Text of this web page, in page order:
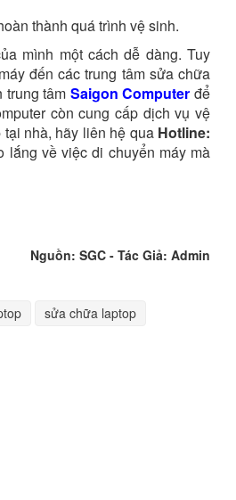
thành quá trình vệ sinh.
mình một cách dễ dàng. Tuy
đến các trung tâm sửa chữa
trung tâm Saigon Computer để
còn cung cấp dịch vụ vệ
nhà, hãy liên hệ qua Hotline:
lắng về việc di chuyển máy mà
Nguồn: SGC - Tác Giả: Admin
sửa chữa laptop